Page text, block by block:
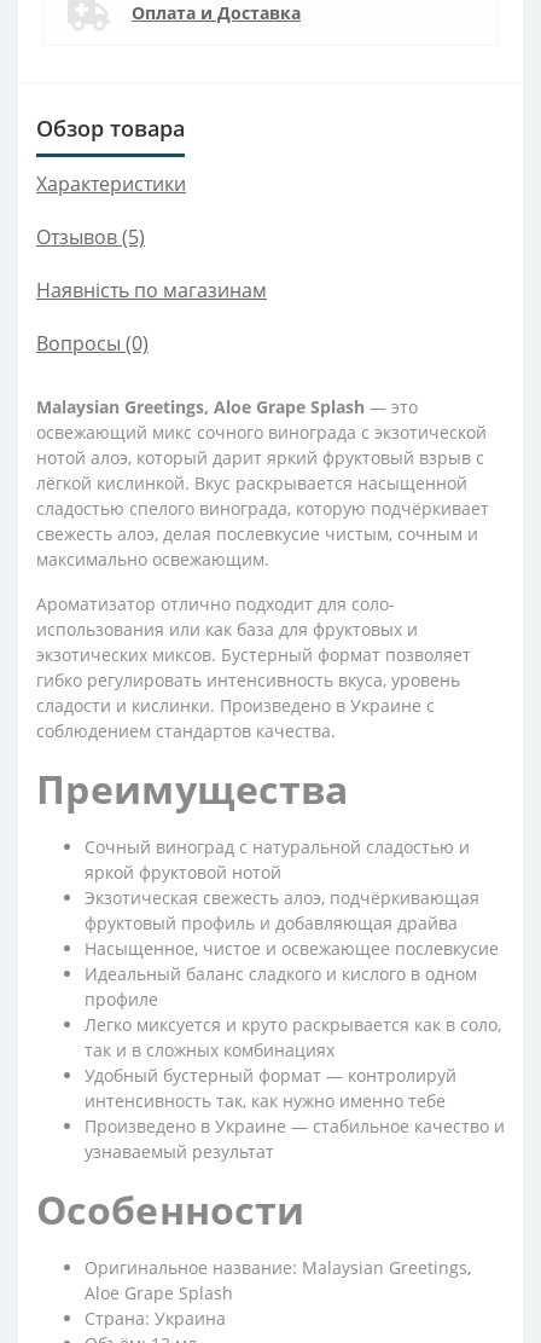
Оплата и Доставка
Обзор товара
Характеристики
Отзывов (5)
Наявність по магазинам
Вопросы (0)
Malaysian Greetings, Aloe Grape Splash — это
освежающий микс сочного винограда с экзотической
нотой алоэ, который дарит яркий фруктовый взрыв с
лёгкой кислинкой. Вкус раскрывается насыщенной
сладостью спелого винограда, которую подчёркивает
свежесть алоэ, делая послевкусие чистым, сочным и
максимально освежающим.
Ароматизатор отлично подходит для соло-
использования или как база для фруктовых и
экзотических миксов. Бустерный формат позволяет
гибко регулировать интенсивность вкуса, уровень
сладости и кислинки. Произведено в Украине с
соблюдением стандартов качества.
Преимущества
Сочный виноград с натуральной сладостью и
яркой фруктовой нотой
Экзотическая свежесть алоэ, подчёркивающая
фруктовый профиль и добавляющая драйва
Насыщенное, чистое и освежающее послевкусие
Идеальный баланс сладкого и кислого в одном
профиле
Легко миксуется и круто раскрывается как в соло,
так и в сложных комбинациях
Удобный бустерный формат — контролируй
интенсивность так, как нужно именно тебе
Произведено в Украине — стабильное качество и
узнаваемый результат
Особенности
Оригинальное название: Malaysian Greetings,
Aloe Grape Splash
Страна: Украина